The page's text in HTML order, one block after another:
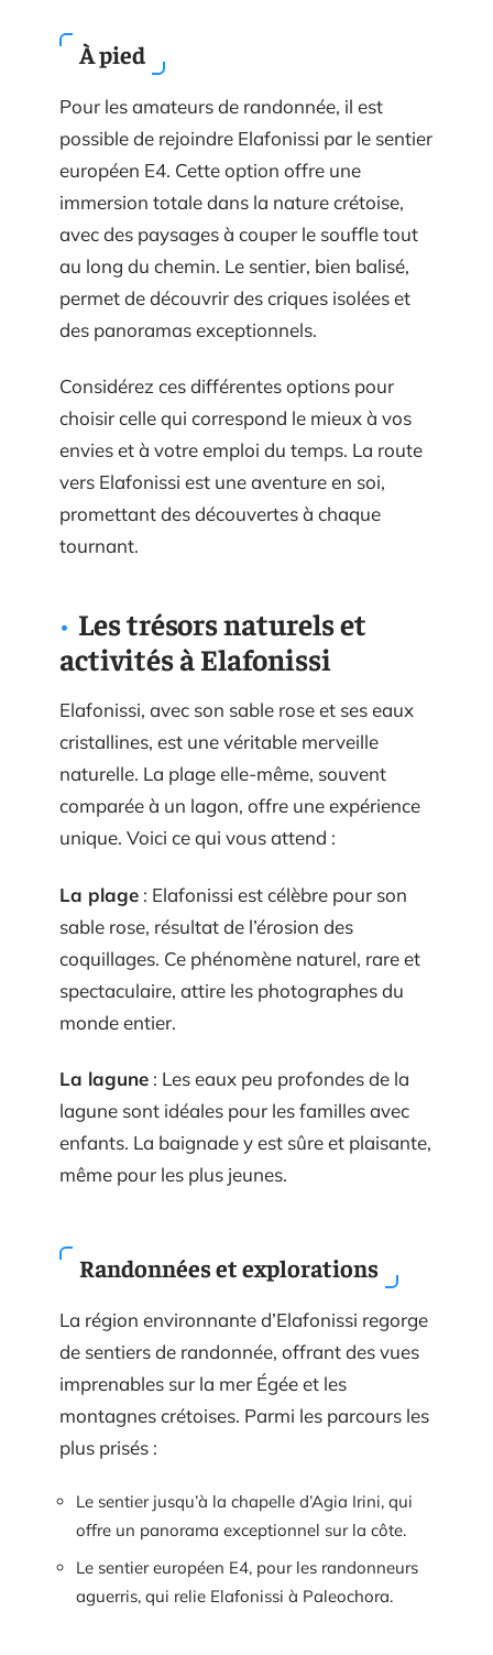
À pied
Pour les amateurs de randonnée, il est
possible de rejoindre Elafonissi par le sentier
européen E4. Cette option offre une
immersion totale dans la nature crétoise,
avec des paysages à couper le souffle tout
au long du chemin. Le sentier, bien balisé,
permet de découvrir des criques isolées et
des panoramas exceptionnels.
Considérez ces différentes options pour
choisir celle qui correspond le mieux à vos
envies et à votre emploi du temps. La route
vers Elafonissi est une aventure en soi,
promettant des découvertes à chaque
tournant.
Les trésors naturels et
activités à Elafonissi
Elafonissi, avec son sable rose et ses eaux
cristallines, est une véritable merveille
naturelle. La plage elle-même, souvent
comparée à un lagon, offre une expérience
unique. Voici ce qui vous attend :
La plage : Elafonissi est célèbre pour son
sable rose, résultat de l’érosion des
coquillages. Ce phénomène naturel, rare et
spectaculaire, attire les photographes du
monde entier.
La lagune : Les eaux peu profondes de la
lagune sont idéales pour les familles avec
enfants. La baignade y est sûre et plaisante,
même pour les plus jeunes.
Randonnées et explorations
La région environnante d’Elafonissi regorge
de sentiers de randonnée, offrant des vues
imprenables sur la mer Égée et les
montagnes crétoises. Parmi les parcours les
plus prisés :
Le sentier jusqu’à la chapelle d’Agia Irini, qui
offre un panorama exceptionnel sur la côte.
Le sentier européen E4, pour les randonneurs
aguerris, qui relie Elafonissi à Paleochora.